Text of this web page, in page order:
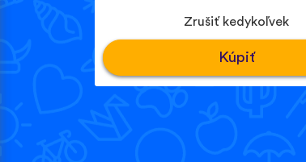
Zrušiť kedykoľvek
Kúpiť